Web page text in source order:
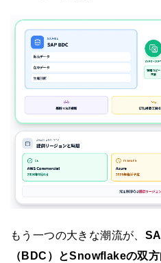
もう一つの大きな潮流が、
（BDC）とSnowflakeの双